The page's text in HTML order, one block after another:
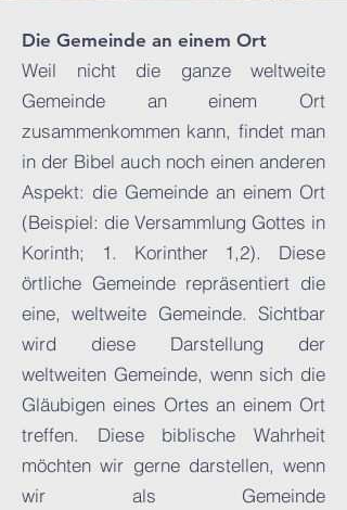
Die Gemeinde an einem Ort
Weil nicht die ganze weltweite
Gemeinde an einem Ort
zusammenkommen kann, findet man
in der Bibel auch noch einen anderen
Aspekt: die Gemeinde an einem Ort
(Beispiel: die Versammlung Gottes in
Korinth; 1. Korinther 1,2). Diese
örtliche Gemeinde repräsentiert die
eine, weltweite Gemeinde. Sichtbar
wird diese Darstellung der
weltweiten Gemeinde, wenn sich die
Gläubigen eines Ortes an einem Ort
treffen. Diese biblische Wahrheit
möchten wir gerne darstellen, wenn
wir als Gemeinde